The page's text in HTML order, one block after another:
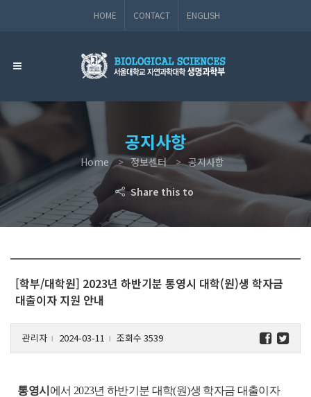
HOME CONTACT ENGLISH
공지사항
Home 정보센터 공지사항
Share this to
[학부/대학원] 2023년 하반기분 통영시 대학(원)생 학자금
대출이자 지원 안내
관리자 l 2024-03-11 l 조회수 3539
통영시 에서 2023년 하반기분 대학(원)생 학자금 대출이자